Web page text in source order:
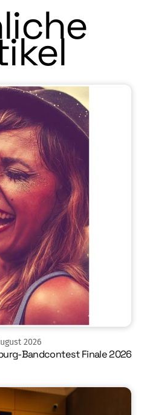
2026
Bandcontest Finale 2026